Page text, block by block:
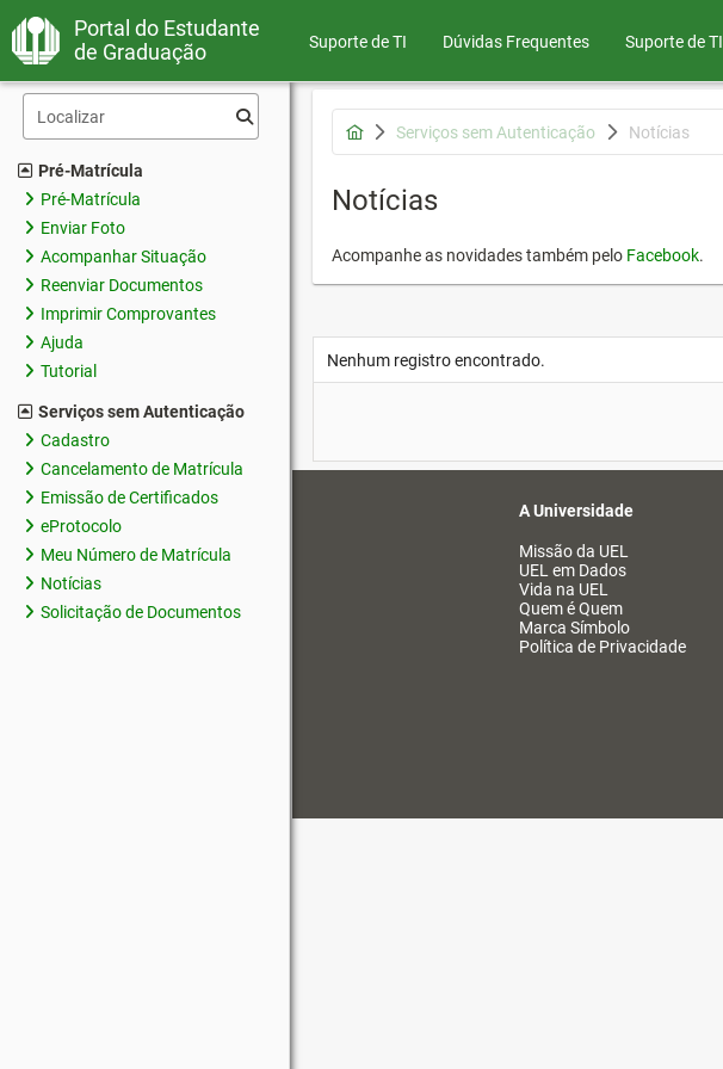
Portal do Estudante
de Graduação
Suporte de TI Dúvidas Frequentes Suporte de TI
Pré-Matrícula
Pré-Matrícula
Enviar Foto
Acompanhar Situação
Reenviar Documentos
Imprimir Comprovantes
Ajuda
Tutorial
Serviços sem Autenticação
Cadastro
Cancelamento de Matrícula
Emissão de Certificados
eProtocolo
Meu Número de Matrícula
Notícias
Solicitação de Documentos
Serviços sem Autenticação Notícias
Notícias
Acompanhe as novidades também pelo Facebook.
Nenhum registro encontrado.
A Universidade
Missão da UEL
UEL em Dados
Vida na UEL
Quem é Quem
Marca Símbolo
Política de Privacidade